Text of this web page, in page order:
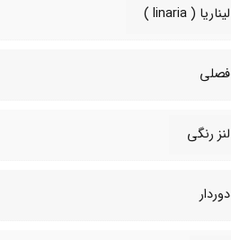
لیناریا ( linaria )
فصلی
لنز رنگی
دوردار